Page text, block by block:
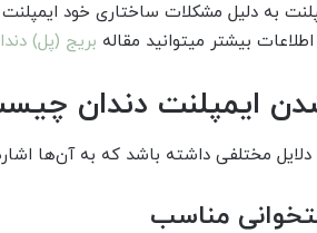
به دلیل مشکلات ساختاری خود
بیشتر میتوانید مقاله بریج (پل)
ایمپلنت دندان
مختلفی داشته باشد که به آن‌ها
مناسب